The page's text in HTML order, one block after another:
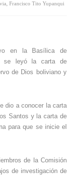
Francisco Tito Yupanqui
en la Basílica de
se leyó la carta de
de Dios boliviano y
dio a conocer la carta
Santos y la carta de
para que se inicie el
de la Comisión
de investigación de